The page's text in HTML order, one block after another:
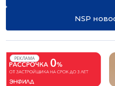
NSP
РЕКЛАМА